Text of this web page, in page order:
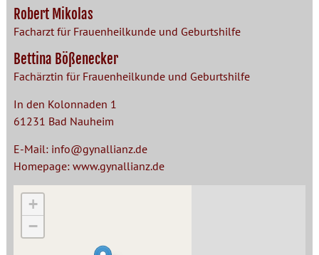
Robert Mikolas
Facharzt für Frauenheilkunde und Geburtshilfe
Bettina Bößenecker
Fachärztin für Frauenheilkunde und Geburtshilfe
In den Kolonnaden 1
61231 Bad Nauheim
E-Mail: info@gynallianz.de
Homepage: www.gynallianz.de
+
−